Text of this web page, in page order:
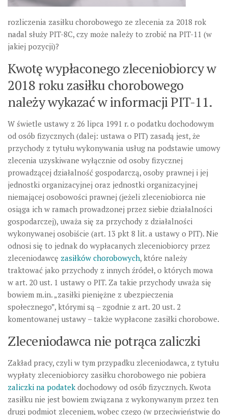
rozliczenia zasiłku chorobowego ze zlecenia za 2018 rok
nadal służy PIT-8C, czy może należy to zrobić na PIT-11 (w
jakiej pozycji)?
Kwotę wypłaconego zleceniobiorcy w
2018 roku zasiłku chorobowego
należy wykazać w informacji PIT-11.
W świetle ustawy z 26 lipca 1991 r. o podatku dochodowym
od osób fizycznych (dalej: ustawa o PIT) zasadą jest, że
przychody z tytułu wykonywania usług na podstawie umowy
zlecenia uzyskiwane wyłącznie od osoby fizycznej
prowadzącej działalność gospodarczą, osoby prawnej i jej
jednostki organizacyjnej oraz jednostki organizacyjnej
niemającej osobowości prawnej (jeżeli zleceniobiorca nie
osiąga ich w ramach prowadzonej przez siebie działalności
gospodarczej), uważa się za przychody z działalności
wykonywanej osobiście (art. 13 pkt 8 lit. a ustawy o PIT). Nie
odnosi się to jednak do wypłacanych zleceniobiorcy przez
zleceniodawcę zasiłków chorobowych, które należy
traktować jako przychody z innych źródeł, o których mowa
w art. 20 ust. 1 ustawy o PIT. Za takie przychody uważa się
bowiem m.in. „zasiłki pieniężne z ubezpieczenia
społecznego”, którymi są – zgodnie z art. 20 ust. 2
komentowanej ustawy – także wypłacone zasiłki chorobowe.
Zleceniodawca nie potrąca zaliczki
Zakład pracy, czyli w tym przypadku zleceniodawca, z tytułu
wypłaty zleceniobiorcy zasiłku chorobowego nie pobiera
zaliczki na podatek dochodowy od osób fizycznych. Kwota
zasiłku nie jest bowiem związana z wykonywanym przez ten
drugi podmiot zleceniem, wobec czego (w przeciwieństwie do